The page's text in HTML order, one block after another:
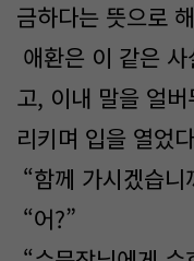
금하다는 뜻으로
애환은 이 같은
고, 이내 말을 얼
리키며 입을 열었
“함께 가시겠습니
“어?”